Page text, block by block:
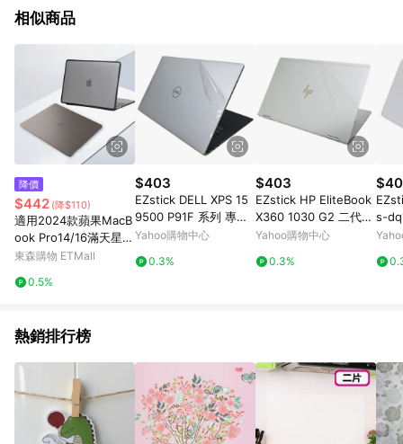
的購回饋活動享Yahoo超贈點回饋者 - 購物中心商店之商品：商
3. 訂單回饋金額將扣除運費/購物金/超贈點/福利金/紅利折抵/折
價券等虛擬貨幣折抵 4. 大宗採購或批發轉賣不具回饋資格： 如
有相關事證認定您為大宗採購、批發轉賣而非最終消費使用者，
相關認定以Yahoo購物中心之認定為準
相似商品
降價
$442 (降$110)
適用2024款蘋果MacB
ook Pro14/16滿天星保
護殼A3113 M3電腦套
殼A2780全包15磨砂殼
東森購物 ETMall
0.5%
$403
EZstick DELL XPS 15
9500 P91F 系列 專用
二代透氣機身保護膜
Yahoo購物中心
0.3%
$403
EZstick HP EliteBook
X360 1030 G2 二代透
氣機身保護膜
Yahoo購物中心
0.3%
s-
代透
熱銷排行榜